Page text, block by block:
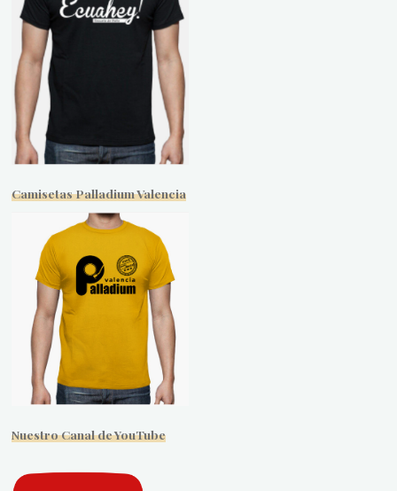
Camisetas Palladium Valencia
Nuestro Canal de YouTube